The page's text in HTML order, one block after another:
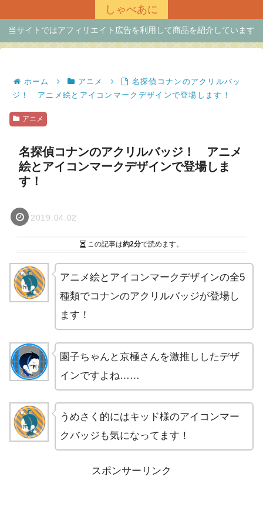
しゃべあに
当サイトではアフィリエイト広告を利用して商品を紹介しています
ホーム アニメ
名探偵コナンのアクリルバッ
ジ！ アニメ絵とアイコンマークデザインで登場します！
アニメ
名探偵コナンのアクリルバッジ！ アニメ
絵とアイコンマークデザインで登場しま
す！
2019.04.02
この記事は約2分で読めます。
アニメ絵とアイコンマークデザインの全5
種類でコナンのアクリルバッジが登場し
ます！
園子ちゃんと京極さんを激推ししたデザ
インですよね……
うめさく的にはキッド様のアイコンマー
クバッジも気になってます！
スポンサーリンク